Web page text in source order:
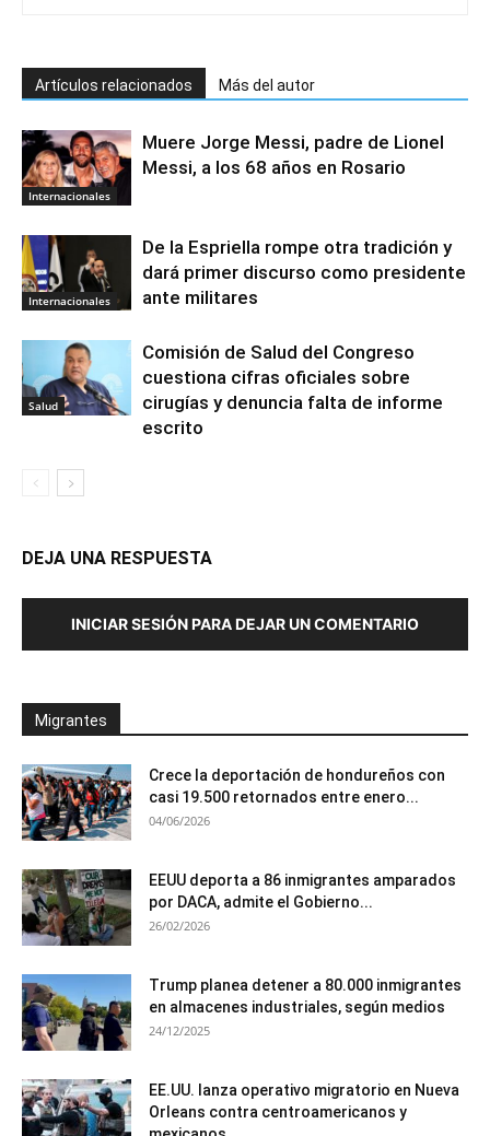
Artículos relacionados Más del autor
Internacionales
Muere Jorge Messi, padre de Lionel
Messi, a los 68 años en Rosario
Internacionales
De la Espriella rompe otra tradición y
dará primer discurso como presidente
ante militares
Salud
Comisión de Salud del Congreso
cuestiona cifras oficiales sobre
cirugías y denuncia falta de informe
escrito
DEJA UNA RESPUESTA
INICIAR SESIÓN PARA DEJAR UN COMENTARIO
Migrantes
Crece la deportación de hondureños con
casi 19.500 retornados entre enero...
04/06/2026
EEUU deporta a 86 inmigrantes amparados
por DACA, admite el Gobierno...
26/02/2026
Trump planea detener a 80.000 inmigrantes
en almacenes industriales, según medios
24/12/2025
EE.UU. lanza operativo migratorio en Nueva
Orleans contra centroamericanos y